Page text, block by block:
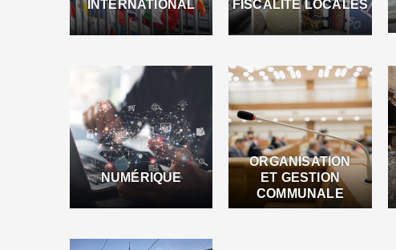
INTERNATIONAL
FISCALITÉ LOCALES
NUMÉRIQUE
ORGANISATION
ET GESTION
COMMUNALE